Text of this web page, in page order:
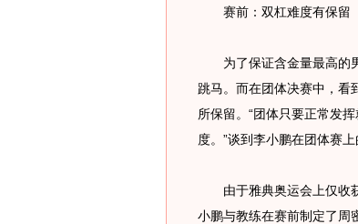
赛前：双杠难度有保留
为了保证含金量最高的男
跳马。而在团体决赛中，看
所保留。“团体只要正常发
度。”谈到李小鹏在团体赛
由于雅典奥运会上仅收获
小鹏与教练在赛前制定了周